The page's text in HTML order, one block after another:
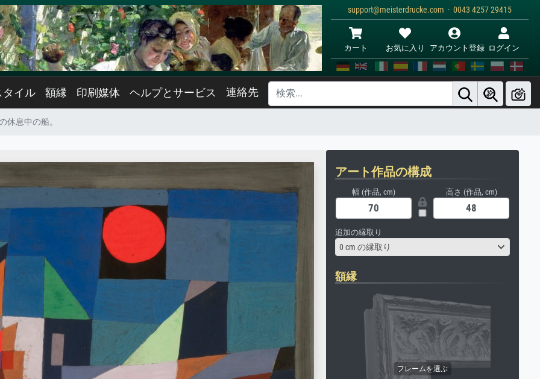
support@meisterdrucke.com · 0043 4257 29415
カート お気に入り アカウント登録 ログイン
タイル 額縁 印刷媒体 ヘルプとサービス 連絡先
休息中の船。
アート作品の構成
幅 (作品, cm) 高さ (作品, cm)
追加の縁取り
0 cm の縁取り
額縁